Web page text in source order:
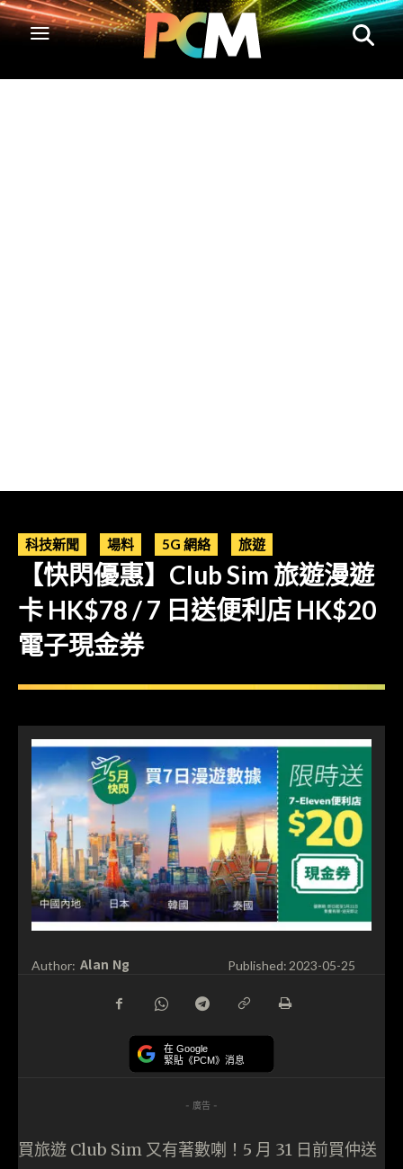
科技新聞 場料 5G 網絡 旅遊
【快閃優惠】Club Sim 旅遊漫遊
卡 HK$78 / 7 日送便利店 HK$20
電子現金券
Author: Alan Ng Published: 2023-05-25
在 Google
緊貼《PCM》消息
- 廣告 -
買旅遊 Club Sim 又有著數喇！5 月 31 日前買仲送